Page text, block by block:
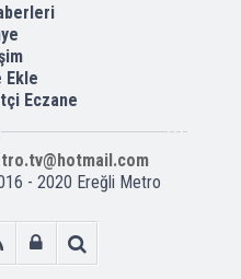
Ekle
Eczane
- 2020 Ereğli Metro